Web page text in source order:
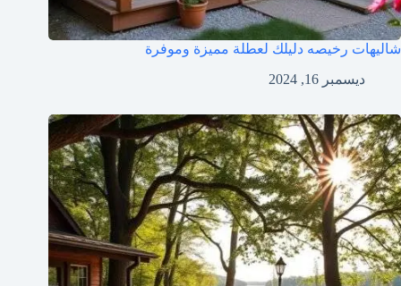
شاليهات رخيصه دليلك لعطلة مميزة وموفرة
ديسمبر 16, 2024